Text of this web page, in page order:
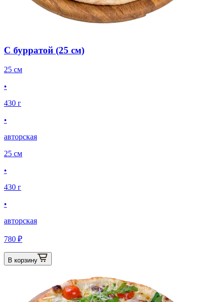
С бурратой (25 см)
25 см
•
430 г
•
авторская
25 см
•
430 г
•
авторская
780 ₽
В корзину